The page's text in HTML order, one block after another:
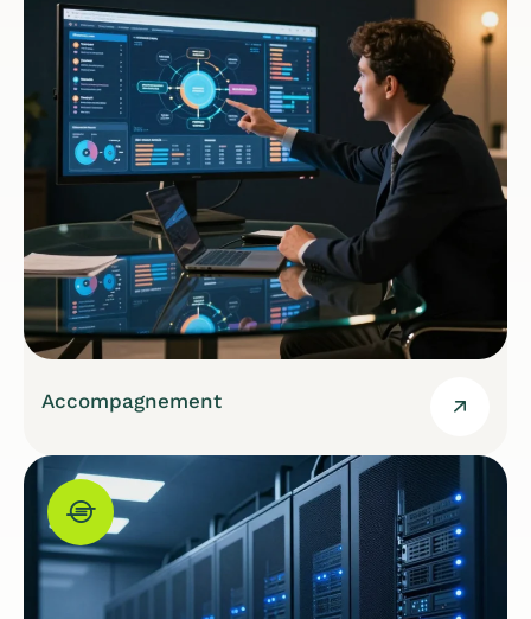
Accompagnement